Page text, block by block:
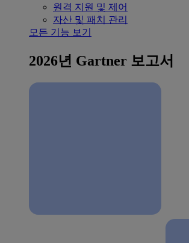
원격 지원 및 제어
자산 및 패치 관리
모든 기능 보기
2026년 Gartner 보고서